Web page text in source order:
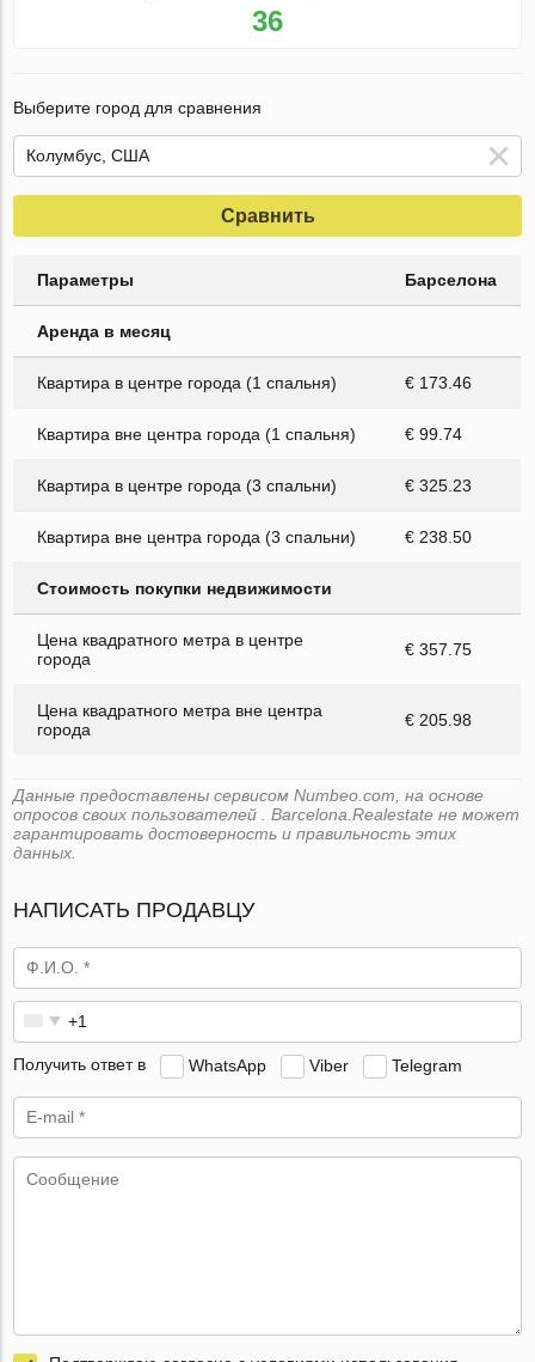
36
Выберите город для сравнения
Сравнить
Параметры Барселона
Аренда в месяц
Квартира в центре города (1 спальня) € 173.46
Квартира вне центра города (1 спальня) € 99.74
Квартира в центре города (3 спальни) € 325.23
Квартира вне центра города (3 спальни) € 238.50
Стоимость покупки недвижимости
Цена квадратного метра в центре
города
€ 357.75
Цена квадратного метра вне центра
города
€ 205.98
Данные предоставлены сервисом Numbeo.com, на основе
опросов своих пользователей . Barcelona.Realestate не может
гарантировать достоверность и правильность этих
данных.
НАПИСАТЬ ПРОДАВЦУ
Получить ответ в WhatsApp Viber Telegram